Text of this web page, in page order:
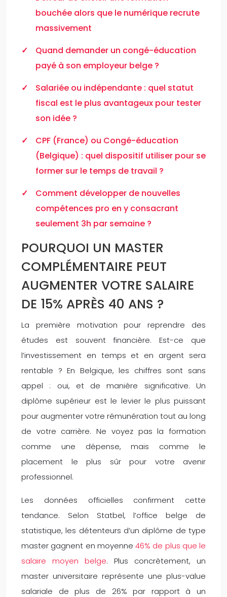
bouchée alors que le numérique recrute
massivement
Quand demander un congé-éducation
payé à son employeur belge ?
Salariée ou indépendante : quel statut
fiscal est le plus avantageux pour tester
son idée ?
CPF (France) ou Congé-éducation
(Belgique) : quel dispositif utiliser pour se
former sur le temps de travail ?
Comment développer de nouvelles
compétences pro en y consacrant
seulement 3h par semaine ?
POURQUOI UN MASTER
COMPLÉMENTAIRE PEUT
AUGMENTER VOTRE SALAIRE
DE 15% APRÈS 40 ANS ?
La première motivation pour reprendre des
études est souvent financière. Est-ce que
l’investissement en temps et en argent sera
rentable ? En Belgique, les chiffres sont sans
appel : oui, et de manière significative. Un
diplôme supérieur est le levier le plus puissant
pour augmenter votre rémunération tout au long
de votre carrière. Ne voyez pas la formation
comme une dépense, mais comme le
placement le plus sûr pour votre avenir
professionnel.
Les données officielles confirment cette
tendance. Selon Statbel, l’office belge de
statistique, les détenteurs d’un diplôme de type
master gagnent en moyenne 46% de plus que le
salaire moyen belge. Plus concrètement, un
master universitaire représente une plus-value
salariale de plus de 26% par rapport à un